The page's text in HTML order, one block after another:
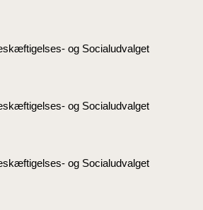
og Socialudvalget
og Socialudvalget
og Socialudvalget